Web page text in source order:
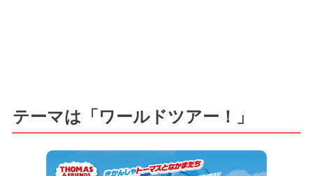
テーマは「ワールドツアー！」